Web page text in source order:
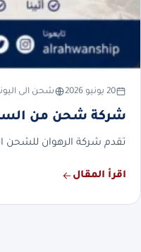
20 يونيو 2026 شحن الى
شركة شحن من السعودية إلى اليونان
تقدم شركة الرهوان للشحن
اقرأ المقال